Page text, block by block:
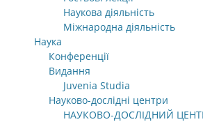
Наукова діяльність
Міжнародна діяльність
Наука
Конференції
Видання
Juvenia Studia
Науково-дослідні центри
НАУКОВО-ДОСЛІДНИЙ